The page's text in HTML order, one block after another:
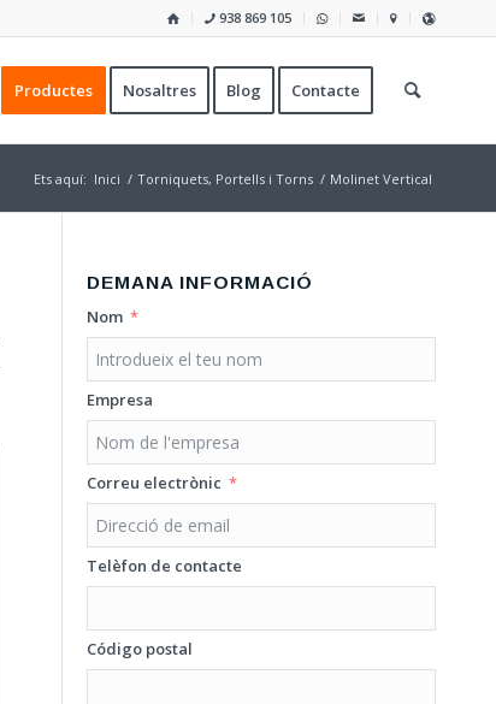
938 869 105
Productes Nosaltres Blog Contacte
Ets aquí: Inici / Torniquets, Portells i Torns / Molinet Vertical
DEMANA INFORMACIÓ
Nom
Empresa
Correu electrònic
Telèfon de contacte
Código postal